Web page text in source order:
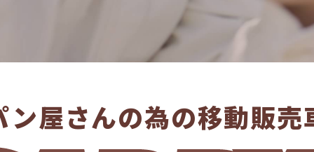
ン屋さんの為の移動販売